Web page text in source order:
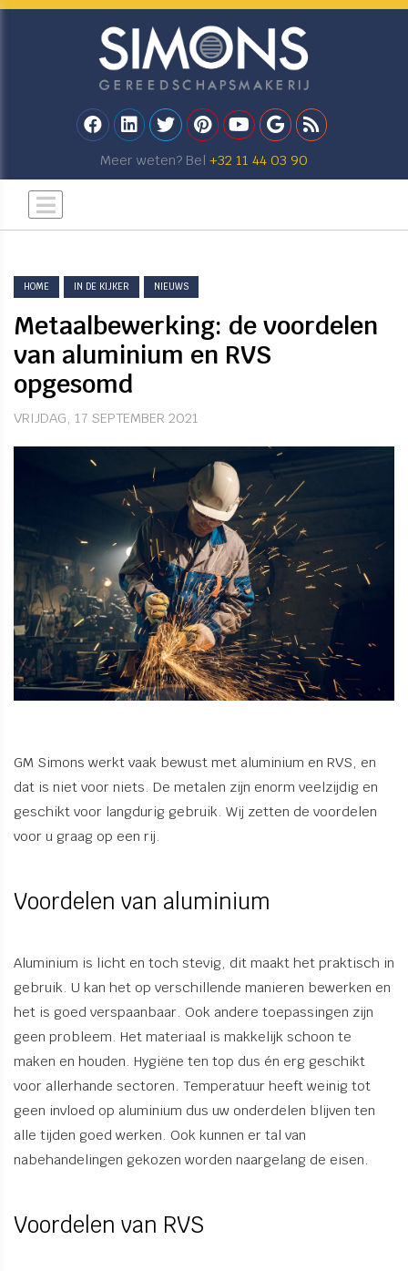
Meer weten? Bel +32 11 44 03 90
HOME IN DE KIJKER NIEUWS
Metaalbewerking: de voordelen
van aluminium en RVS
opgesomd
VRIJDAG, 17 SEPTEMBER 2021
GM Simons werkt vaak bewust met aluminium en RVS, en
dat is niet voor niets. De metalen zijn enorm veelzijdig en
geschikt voor langdurig gebruik. Wij zetten de voordelen
voor u graag op een rij.
Voordelen van aluminium
Aluminium is licht en toch stevig, dit maakt het praktisch in
gebruik. U kan het op verschillende manieren bewerken en
het is goed verspaanbaar. Ook andere toepassingen zijn
geen probleem. Het materiaal is makkelijk schoon te
maken en houden. Hygiëne ten top dus én erg geschikt
voor allerhande sectoren. Temperatuur heeft weinig tot
geen invloed op aluminium dus uw onderdelen blijven ten
alle tijden goed werken. Ook kunnen er tal van
nabehandelingen gekozen worden naargelang de eisen.
Voordelen van RVS